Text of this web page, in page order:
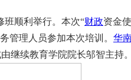
班顺利举行。本次“财政资金
管理人员参加本次培训。 华
继续教育学院院长邬智主持。